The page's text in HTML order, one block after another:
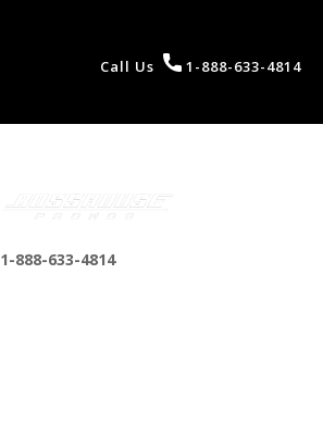
Call Us 1-888-633-4814
1-888-633-4814